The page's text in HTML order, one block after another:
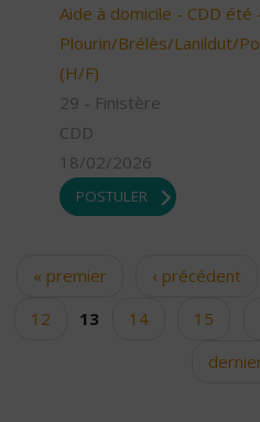
Aide à domicile - CDD été
Plourin/Brélès/Lanildut/
(H/F)
29 - Finistère
CDD
18/02/2026
POSTULER
Pages
« premier ‹ précédent
12
13 14 15